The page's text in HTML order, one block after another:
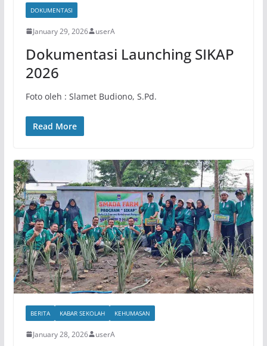
DOKUMENTASI
January 29, 2026 userA
Dokumentasi Launching SIKAP
2026
Foto oleh : Slamet Budiono, S.Pd.
Read More
BERITA KABAR SEKOLAH KEHUMASAN
January 28, 2026 userA